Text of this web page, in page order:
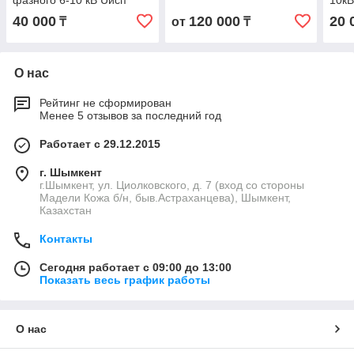
выпрямленное
40 000 ₸ от 120 000₸ 20
О нас
Рейтинг не сформирован
Менее 5 отзывов за последний год
Работает с 29.12.2015
г. Шымкент
г.Шымкент, ул. Циолковского, д. 7 (вход со стороны
Мадели Кожа б/н, быв.Астраханцева), Шымкент,
Казахстан
Контакты
Сегодня работает с 09:00 до 13:00
Показать весь график работы
О нас